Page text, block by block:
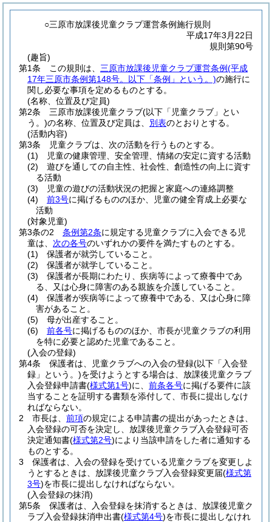
○三原市放課後児童クラブ運営条例施行規則
平成17年3月22日
規則第90号
(趣旨)
第1条
この規則は、 三原市放課後児童クラブ運営条例(平成
17年三原市条例第148号。以下「条例」という。)の施行に
関し必要な事項を定めるものとする。
(名称、位置及び定員)
第2条
三原市放課後児童クラブ(以下「児童クラブ」とい
う。)の名称、位置及び定員は、 別表のとおりとする。
(活動内容)
第3条
児童クラブは、次の活動を行うものとする。
(1)
児童の健康管理、安全管理、情緒の安定に資する活動
(2)
遊びを通しての自主性、社会性、創造性の向上に資す
る活動
(3)
児童の遊びの活動状況の把握と家庭への連絡調整
(4)
前3号に掲げるもののほか、児童の健全育成上必要な
活動
(対象児童)
第3条の2
条例第2条に規定する児童クラブに入会できる児
童は、 次の各号のいずれかの要件を満たすものとする。
(1)
保護者が就労していること。
(2)
保護者が就学していること。
(3)
保護者が長期にわたり、疾病等によって療養中であ
る、又は心身に障害のある親族を介護していること。
(4)
保護者が疾病等によって療養中である、又は心身に障
害があること。
(5)
母が出産すること。
(6)
前各号に掲げるもののほか、市長が児童クラブの利用
を特に必要と認めた児童であること。
(入会の登録)
第4条
保護者は、児童クラブへの入会の登録(以下「入会登
録」という。)を受けようとする場合は、放課後児童クラブ
入会登録申請書(様式第1号)に、 前条各号に掲げる要件に該
当することを証明する書類を添付して、市長に提出しなけ
ればならない。
2
市長は、 前項の規定による申請書の提出があったときは、
入会登録の可否を決定し、放課後児童クラブ入会登録可否
決定通知書(様式第2号)により当該申請をした者に通知する
ものとする。
3
保護者は、入会の登録を受けている児童クラブを変更しよ
うとするときは、放課後児童クラブ入会登録変更届(様式第
3号)を市長に提出しなければならない。
(入会登録の抹消)
第5条
保護者は、入会登録を抹消するときは、放課後児童ク
ラブ入会登録抹消申出書(様式第4号)を市長に提出しなけれ